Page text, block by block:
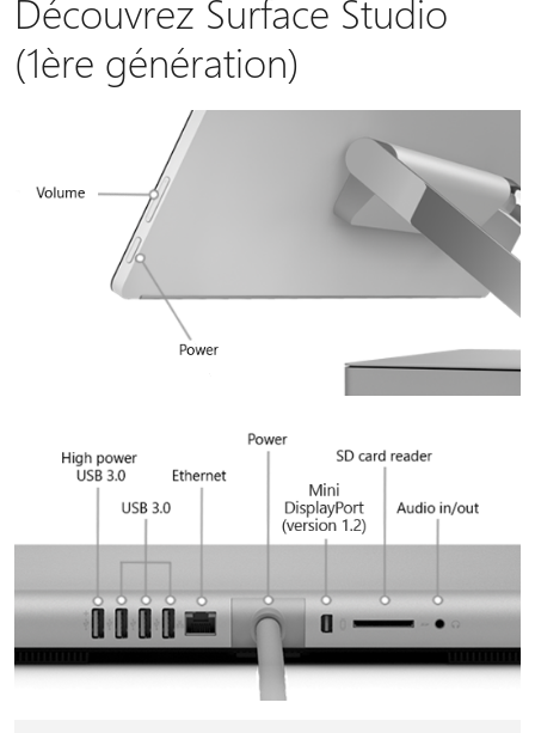
Découvrez Surface Studio
(1ère génération)